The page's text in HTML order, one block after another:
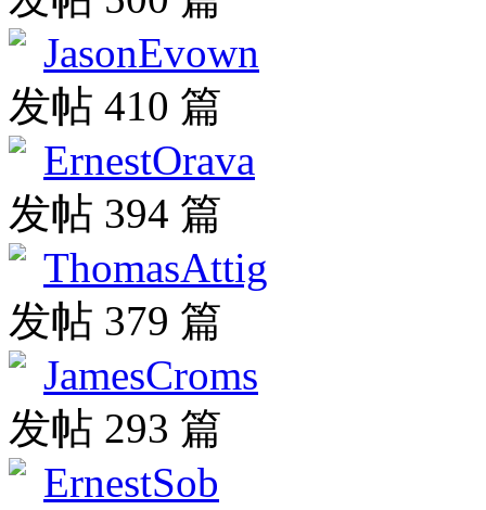
JasonEvown
发帖 410 篇
ErnestOrava
发帖 394 篇
ThomasAttig
发帖 379 篇
JamesCroms
发帖 293 篇
ErnestSob